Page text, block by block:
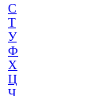
С
Т
У
Ф
Х
Ц
Ч